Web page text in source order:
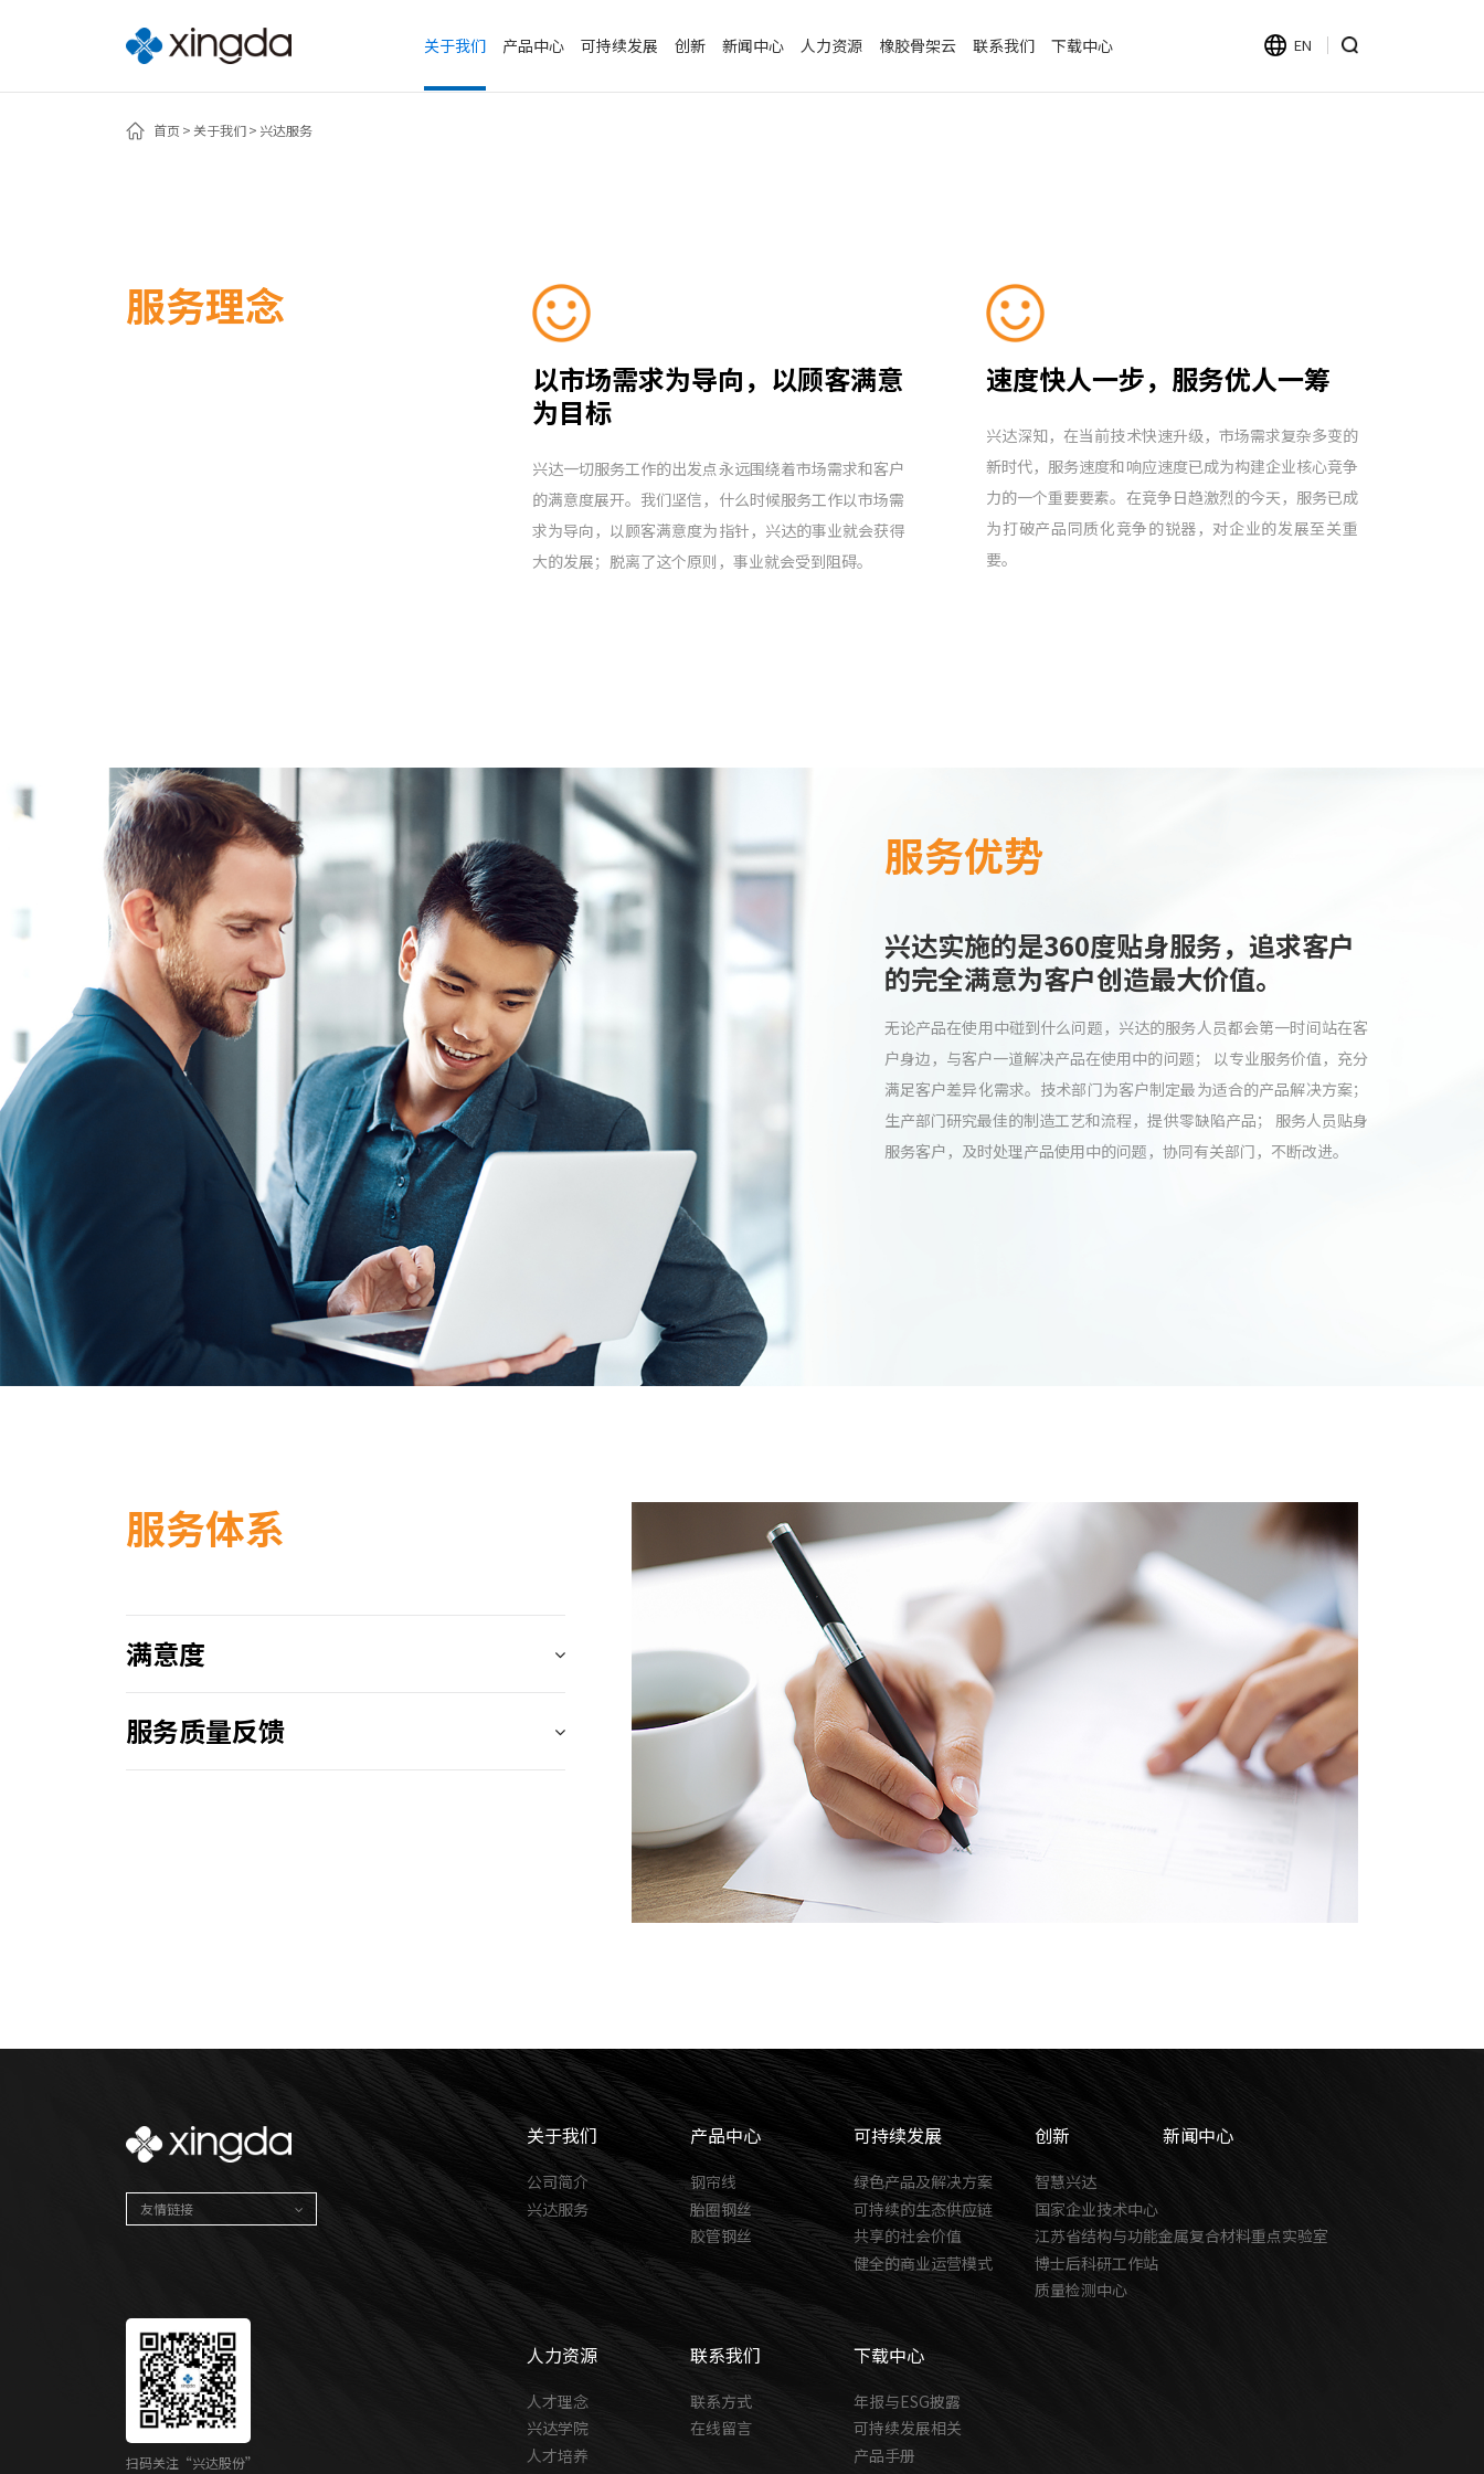
关于我们 产品中心 可持续发展 创新 新闻中心 人力资源 橡胶骨架云 联系我们 下载中心 EN
首页 关于我们 兴达服务
服务理念
以市场需求为导向，以顾客满意
为目标
兴达一切服务工作的出发点永远围绕着市场需求和客户
的满意度展开。我们坚信，什么时候服务工作以市场需
求为导向，以顾客满意度为指针，兴达的事业就会获得
大的发展；脱离了这个原则，事业就会受到阻碍。
速度快人一步，服务优人一筹
兴达深知，在当前技术快速升级，市场需求复杂多变的
新时代，服务速度和响应速度已成为构建企业核心竞争
力的一个重要要素。在竞争日趋激烈的今天，服务已成
为打破产品同质化竞争的锐器，对企业的发展至关重
要。
服务优势
兴达实施的是360度贴身服务，追求客户
的完全满意为客户创造最大价值。
无论产品在使用中碰到什么问题，兴达的服务人员都会第一时间站在客
户身边，与客户一道解决产品在使用中的问题； 以专业服务价值，充分
满足客户差异化需求。技术部门为客户制定最为适合的产品解决方案；
生产部门研究最佳的制造工艺和流程，提供零缺陷产品； 服务人员贴身
服务客户，及时处理产品使用中的问题，协同有关部门，不断改进。
服务体系
满意度
服务质量反馈
友情链接
扫码关注“兴达股份”
关于我们
公司简介
兴达服务
产品中心
钢帘线
胎圈钢丝
胶管钢丝
可持续发展
绿色产品及解决方案
可持续的生态供应链
共享的社会价值
健全的商业运营模式
创新
智慧兴达
国家企业技术中心
江苏省结构与功能金属复合材料重点实验室
博士后科研工作站
质量检测中心
新闻中心
人力资源
人才理念
兴达学院
人才培养
联系我们
联系方式
在线留言
下载中心
年报与ESG披露
可持续发展相关
产品手册